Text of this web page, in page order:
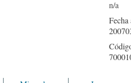
Fecha